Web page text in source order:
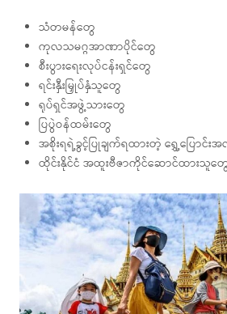
သံတမန်တွေ
ကုလသမဂ္ဂအာဏာပိုင်တွေ
စီးပွားရေးလုပ်ငန်းရှင်တွေ
ရင်းနှီးမြှုပ်နှံသူတွေ
ရုပ်ရှင်အဖွဲ့သားတွေ
ပြပွဲဝန်ထမ်းတွေ
အစိုးရရဲ့ခွင့်ပြုချက်ရထားတဲ့ ရွှေ့ပြောင်း
ထိုင်းနိုင်ငံ အထူးဗီဇာကိုင်ဆောင်ထားသူတွေ